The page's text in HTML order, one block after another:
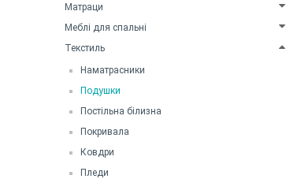
Матраци
Меблі для спальні
Текстиль
Наматрасники
Подушки
Постільна білизна
Покривала
Ковдри
Пледи